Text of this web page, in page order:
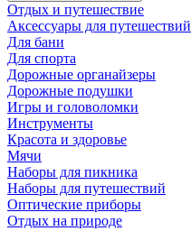
Отдых и путешествие
Аксессуары для путешествий
Для бани
Для спорта
Дорожные органайзеры
Дорожные подушки
Игры и головоломки
Инструменты
Красота и здоровье
Мячи
Наборы для пикника
Наборы для путешествий
Оптические приборы
Отдых на природе